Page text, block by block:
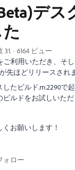
デス
31.
6164 ビュー
ご利用いただき、そ
が先ほどリリースされ
したビルド.m.2290で
ルドをお試しいた
お願いします！
ォロー